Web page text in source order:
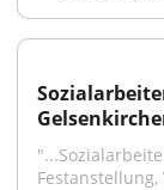
Festanstellung,